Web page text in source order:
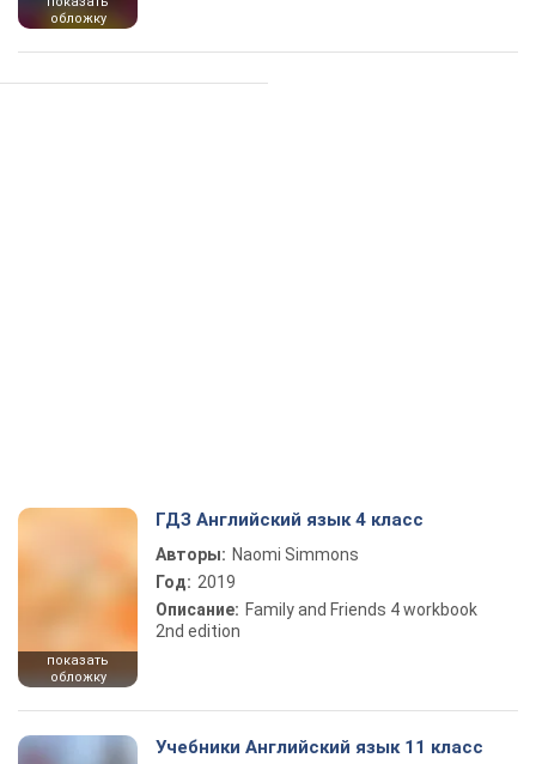
обложку
показать
обложку
ГДЗ Английский язык 4 класс
Авторы: Naomi Simmons
Год: 2019
Описание: Family and Friends 4 workbook
2nd edition
Учебники Английский язык 11 класс